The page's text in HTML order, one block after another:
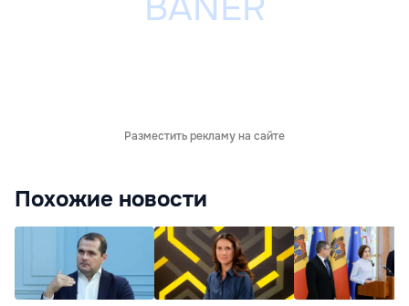
Разместить рекламу на сайте
Похожие новости